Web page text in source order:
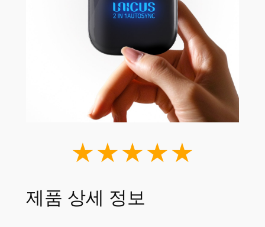
★★★★★
제품 상세 정보